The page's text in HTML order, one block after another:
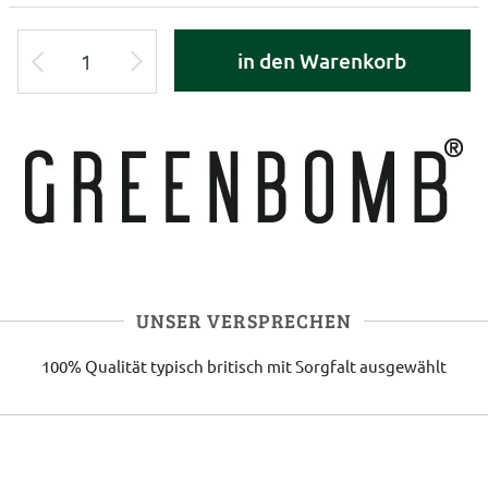
in den Warenkorb
UNSER VERSPRECHEN
100% Qualität typisch britisch mit Sorgfalt ausgewählt